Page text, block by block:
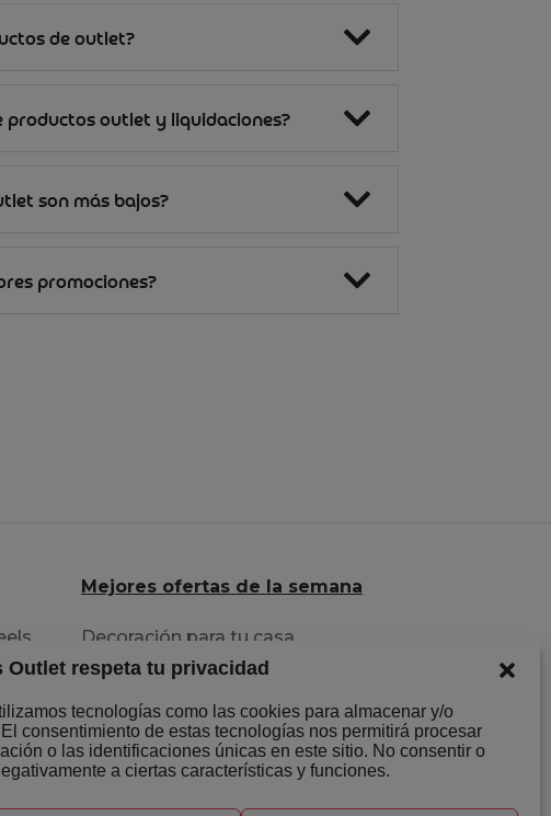
Outlet respeta tu privacidad
tecnologías como las cookies para almacenar y/o
consentimiento de estas tecnologías nos permitirá procesar
o las identificaciones únicas en este sitio. No consentir o
a ciertas características y funciones.
de outlet?
productos outlet y liquidaciones?
son más bajos?
promociones?
Mejores ofertas de la semana
Decoración para tu casa
Herramientas al mejor precio
Descuentazos en Ropa